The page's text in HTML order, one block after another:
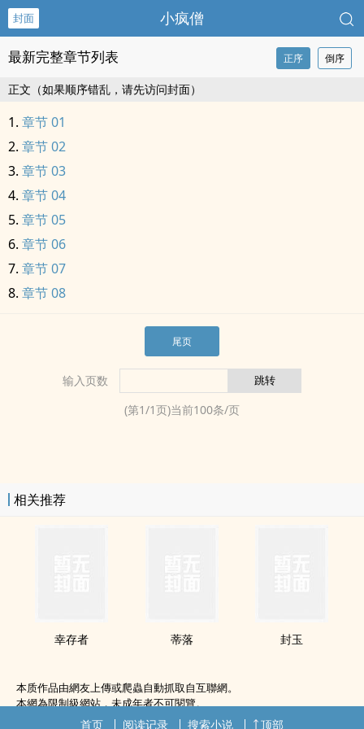
封面 小疯僧
最新完整章节列表 正序 倒序
正文（如果顺序错乱，请先访问封面）
章节 01
章节 02
章节 03
章节 04
章节 05
章节 06
章节 07
章节 08
尾页
输入页数
(第1/1页)当前100条/页
相关推荐
幸存者 蒂落 封玉
本质作品由網友上傳或爬蟲自動抓取自互聯網。
本網為限制級網站，未成年者不可閱覽。
如無意中侵犯了您的權利，敬請聯系我們。
首页 阅读记录 搜索小说 顶部